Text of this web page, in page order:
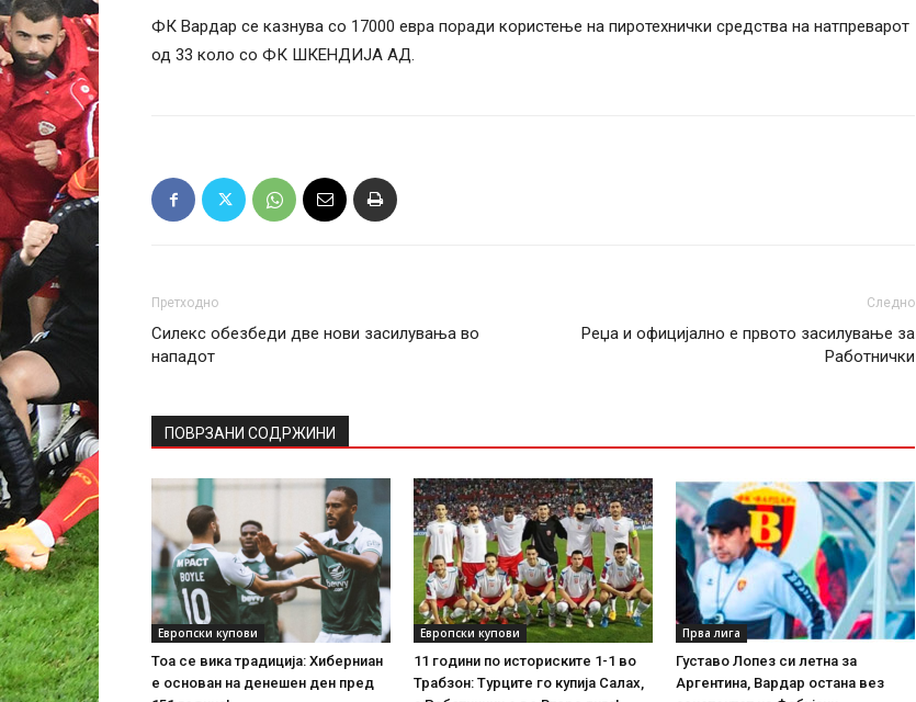
ФК Вардар се казнува со 17000 евра поради користење на пиротехнички средства на натпреварот
од 33 коло со ФК ШКЕНДИЈА АД.
Претходно
Силекс обезбеди две нови засилувања во
нападот
Следно
Реџа и официјално е првото засилување за
Работнички
ПОВРЗАНИ СОДРЖИНИ
Европски купови
Тоа се вика традиција: Хиберниан
е основан на денешен ден пред
Европски купови
11 години по историските 1-1 во
Трабзон: Турците го купија Салах,
Прва лига
Густаво Лопез си летна за
Аргентина, Вардар остана вез